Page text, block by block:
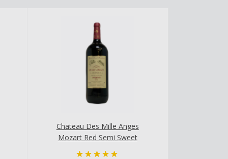
Chateau Des Mille Anges
Mozart Red Semi Sweet